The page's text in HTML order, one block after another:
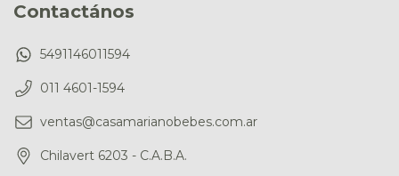
Contactános
5491146011594
011 4601-1594
ventas@casamarianobebes.com.ar
Chilavert 6203 - C.A.B.A.